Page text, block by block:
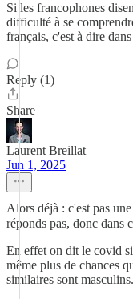
Si les francophones
difficulté à se
français, c'est à dire
Reply (1)
Share
Laurent Breillat
Jun 1, 2025
Alors déjà : c'est pas
réponds pas, donc dans
En effet on dit le covid
même plus de chances
similaires sont masculins.